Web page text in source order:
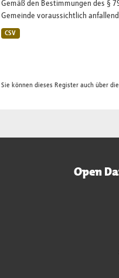
Gemäß den Bestimmungen des §
Gemeinde voraussichtlich
CSV
Sie können dieses Register auch über die
Open